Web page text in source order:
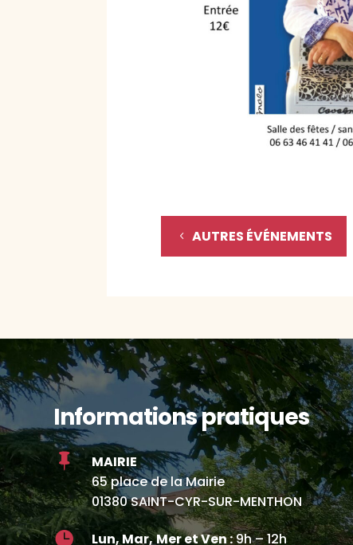
AUTRES ÉVÉNEMENTS
Informations pratiques

MAIRIE
65 place de la Mairie
01380 SAINT-CYR-SUR-MENTHON
 Lun, Mar,Mer et Ven :9h – 12h